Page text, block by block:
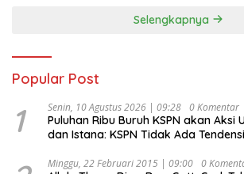
Selengkapnya
Popular Post
1 Senin, 10 Agustus 2026 | 09:28 0 Komentar
Puluhan Ribu Buruh KSPN akan Aksi
dan Istana: KSPN Tidak Ada
Minggu, 22 Februari 2015 | 09:00 0